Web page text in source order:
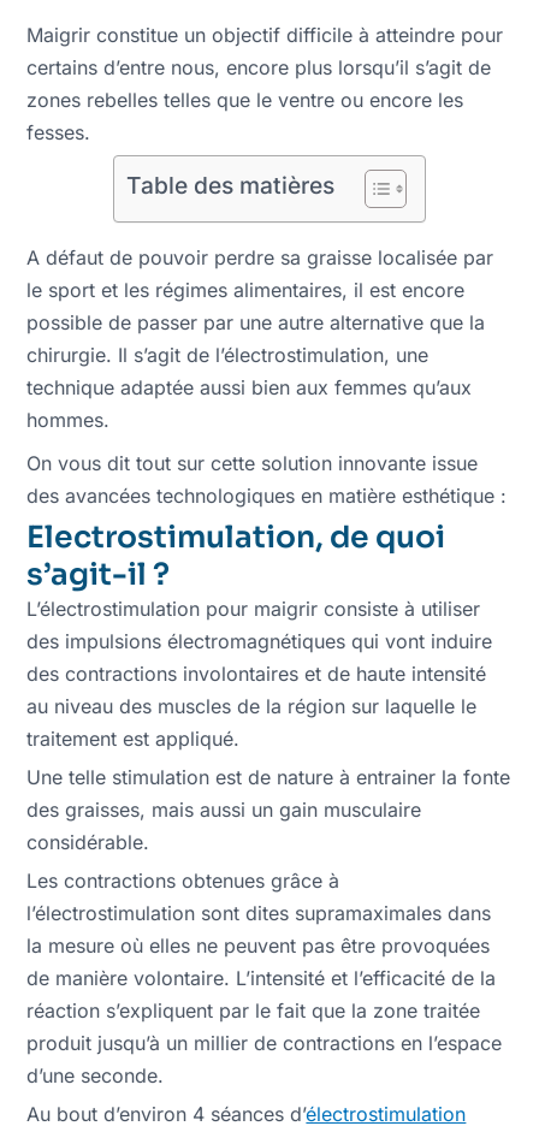
Maigrir constitue un objectif difficile à atteindre pour
certains d’entre nous, encore plus lorsqu’il s’agit de
zones rebelles telles que le ventre ou encore les
fesses.
Table des matières
A défaut de pouvoir perdre sa graisse localisée par
le sport et les régimes alimentaires, il est encore
possible de passer par une autre alternative que la
chirurgie. Il s’agit de l’électrostimulation, une
technique adaptée aussi bien aux femmes qu’aux
hommes.
On vous dit tout sur cette solution innovante issue
des avancées technologiques en matière esthétique :
Electrostimulation, de quoi
s’agit-il ?
L’électrostimulation pour maigrir consiste à utiliser
des impulsions électromagnétiques qui vont induire
des contractions involontaires et de haute intensité
au niveau des muscles de la région sur laquelle le
traitement est appliqué.
Une telle stimulation est de nature à entrainer la fonte
des graisses, mais aussi un gain musculaire
considérable.
Les contractions obtenues grâce à
l’électrostimulation sont dites supramaximales dans
la mesure où elles ne peuvent pas être provoquées
de manière volontaire. L’intensité et l’efficacité de la
réaction s’expliquent par le fait que la zone traitée
produit jusqu’à un millier de contractions en l’espace
d’une seconde.
Au bout d’environ 4 séances d’électrostimulation